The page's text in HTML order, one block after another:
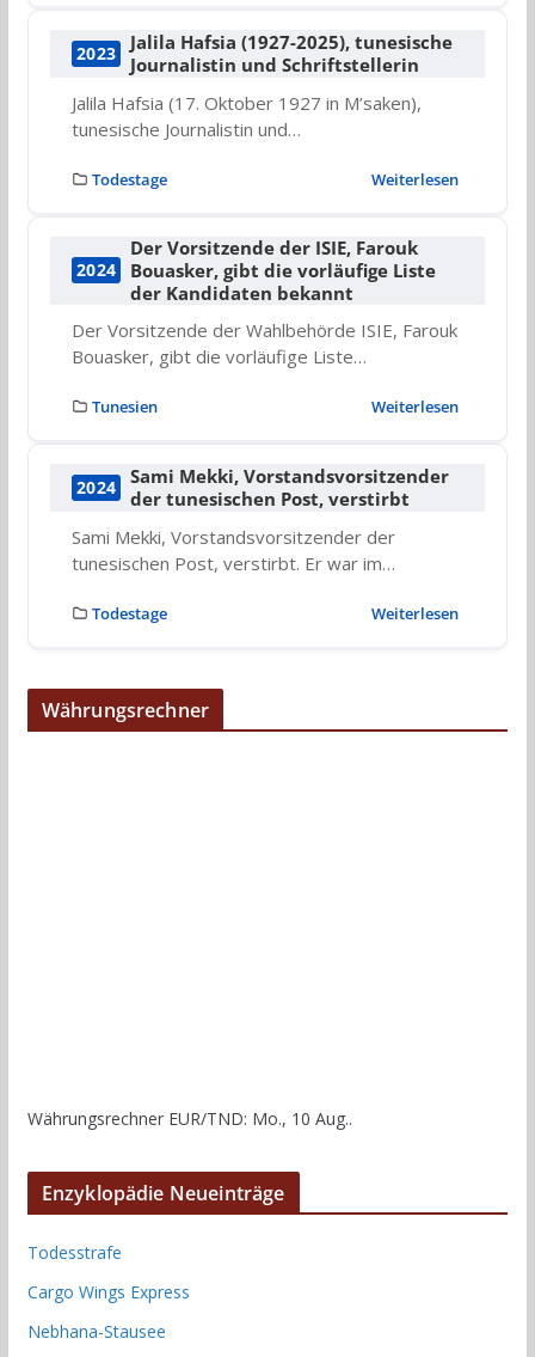
2023
Jalila Hafsia (1927-2025), tunesische
Journalistin und Schriftstellerin
Jalila Hafsia (17. Oktober 1927 in M’saken),
tunesische Journalistin und…
Todestage Weiterlesen
2024
Der Vorsitzende der ISIE, Farouk
Bouasker, gibt die vorläufige Liste
der Kandidaten bekannt
Der Vorsitzende der Wahlbehörde ISIE, Farouk
Bouasker, gibt die vorläufige Liste…
Tunesien Weiterlesen
2024
Sami Mekki, Vorstandsvorsitzender
der tunesischen Post, verstirbt
Sami Mekki, Vorstandsvorsitzender der
tunesischen Post, verstirbt. Er war im…
Todestage Weiterlesen
Währungsrechner
Währungsrechner EUR/TND: Mo., 10 Aug..
Enzyklopädie Neueinträge
Todesstrafe
Cargo Wings Express
Nebhana-Stausee